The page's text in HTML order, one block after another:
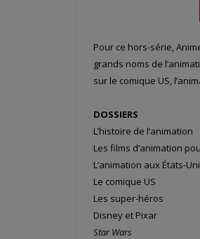
Pour ce hors-série,
grands noms de
sur le comique US,
DOSSIERS
L’histoire de l’animation
Les films d’animation
L’animation aux États-
Le comique US
Les super-héros
Disney et Pixar
Star Wars